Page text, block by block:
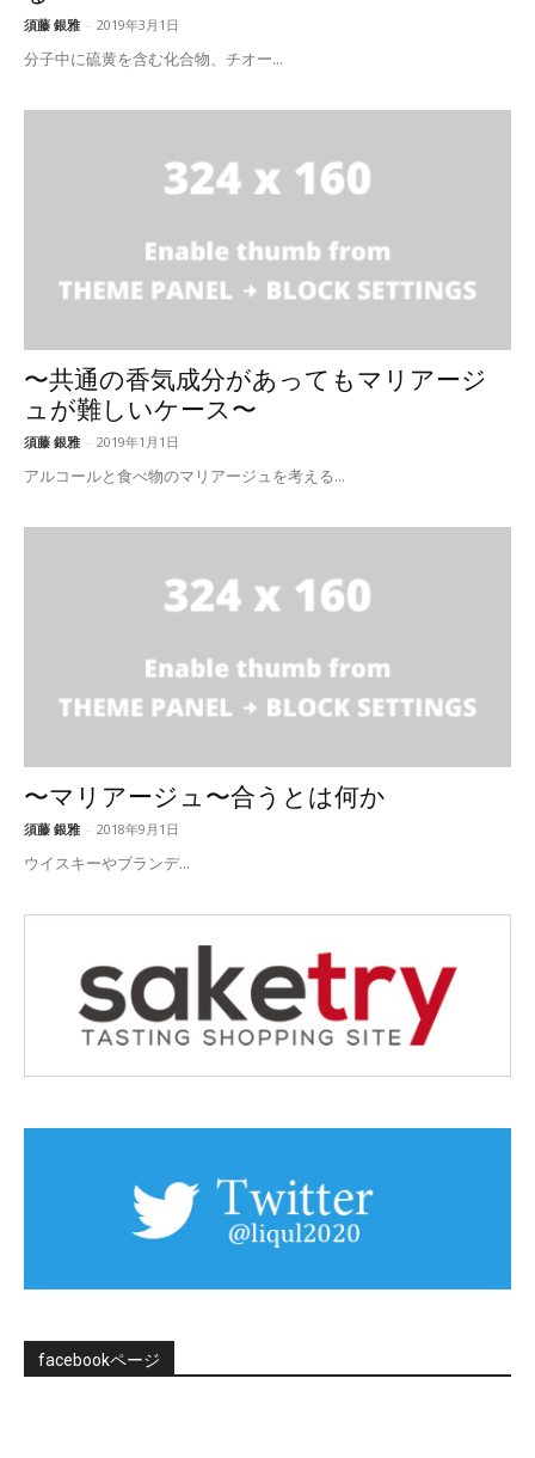
須藤 銀雅 - 2019年3月1日
分子中に硫黄を含む化合物、チオー...
〜共通の香気成分があってもマリアージ
ュが難しいケース〜
須藤 銀雅 - 2019年1月1日
アルコールと食べ物のマリアージュを考える...
〜マリアージュ〜合うとは何か
須藤 銀雅 - 2018年9月1日
ウイスキーやブランデ...
facebookページ